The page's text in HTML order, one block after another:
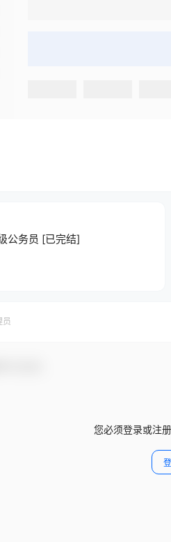
公务员 [已完结]
员
您必须登录或注